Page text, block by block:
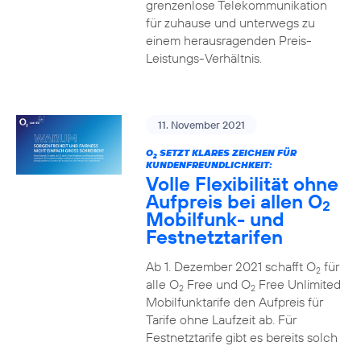
grenzenlose Telekommunikation
für zuhause und unterwegs zu
einem herausragenden Preis-
Leistungs-Verhältnis.
11. November 2021
O2SETZT KLARES ZEICHEN FÜR
KUNDENFREUNDLICHKEIT:
Volle Flexibilität ohne
Aufpreis bei allen O2
Mobilfunk- und
Festnetztarifen
Ab 1. Dezember 2021 schafft O2für
alle O2Free und O2Free Unlimited
Mobilfunktarife den Aufpreis für
Tarife ohne Laufzeit ab. Für
Festnetztarife gibt es bereits solch